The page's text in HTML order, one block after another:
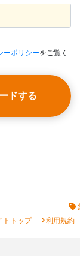
ーポリシーをご覧く
ドする
トトップ chevron_right利用規約